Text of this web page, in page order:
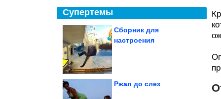
Супертемы
Что умел каждый
Сборник для
настроения
Ржал до слез